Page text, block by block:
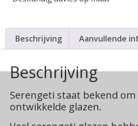
Beschrijving Aanvullende
Beschrijving
Serengeti staat bekend om
ontwikkelde glazen.